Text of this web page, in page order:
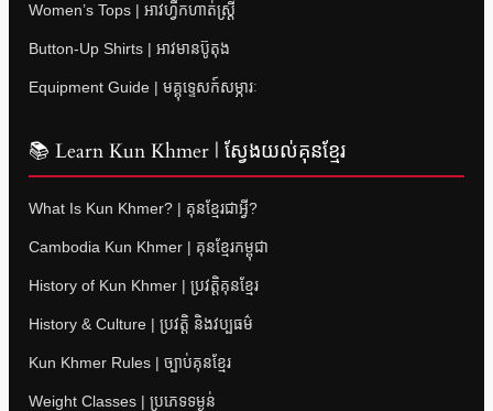
Women’s Tops | អាវហ្វឹកហាត់ស្ត្រី
Button-Up Shirts | អាវមានប៊ូតុង
Equipment Guide | មគ្គុទ្ទេសក៍សម្ភារៈ
📚 Learn Kun Khmer | ស្វែងយល់គុនខ្មែរ
What Is Kun Khmer? | គុនខ្មែរជាអ្វី?
Cambodia Kun Khmer | គុនខ្មែរកម្ពុជា
History of Kun Khmer | ប្រវត្តិគុនខ្មែរ
History & Culture | ប្រវត្តិ និងវប្បធម៌
Kun Khmer Rules | ច្បាប់គុនខ្មែរ
Weight Classes | ប្រភេទទម្ងន់